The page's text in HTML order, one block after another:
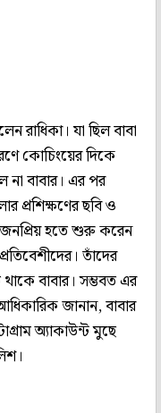
রাধিকা। যা ছিল বাবা
কোচিংয়ের দিকে
বাবার। এর পর
প্রশিক্ষণের ছবি ও
হতে শুরু করেন
তাঁদের
বাবার। সম্ভবত এর
জানান, বাবার
অ্যাকাউন্ট মুছে